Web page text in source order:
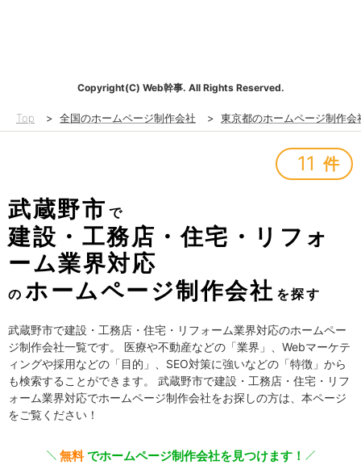
Copyright(C) Web幹事. All Rights Reserved.
Top > 全国のホームページ制作会社 > 東京都のホームページ制作会
11 件
武蔵野市 で
建設・工務店・住宅・リフォ
ーム業界対応
の ホームページ制作会社 を探す
武蔵野市で建設・工務店・住宅・リフォーム業界対応のホームペー
ジ制作会社一覧です。 医療や不動産などの「業界」、Webマーケテ
ィングや採用などの「目的」、SEO対策に強いなどの「特徴」から
も検索することができます。 武蔵野市で建設・工務店・住宅・リフ
ォーム業界対応でホームページ制作会社をお探しの方は、本ページ
をご覧ください！
無料でホームページ制作会社を見つけます！